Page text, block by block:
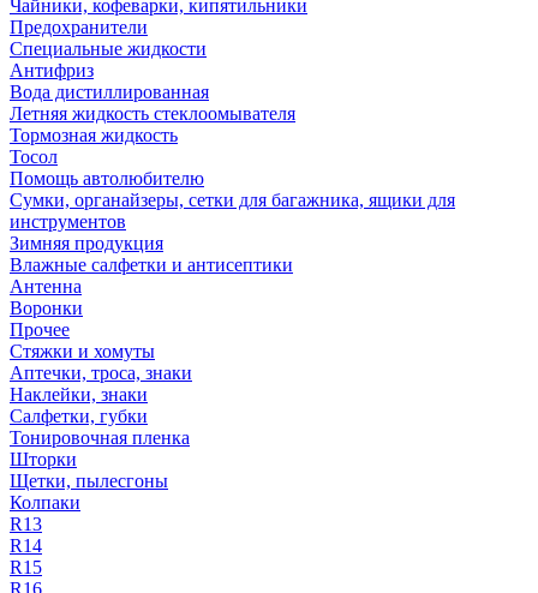
Чайники, кофеварки, кипятильники
Предохранители
Специальные жидкости
Антифриз
Вода дистиллированная
Летняя жидкость стеклоомывателя
Тормозная жидкость
Тосол
Помощь автолюбителю
Сумки, органайзеры, сетки для багажника, ящики для
инструментов
Зимняя продукция
Влажные салфетки и антисептики
Антенна
Воронки
Прочее
Стяжки и хомуты
Аптечки, троса, знаки
Наклейки, знаки
Салфетки, губки
Тонировочная пленка
Шторки
Щетки, пылесгоны
Колпаки
R13
R14
R15
R16